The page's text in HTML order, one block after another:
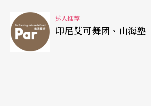
达人推荐
印尼艾可舞团、山海塾